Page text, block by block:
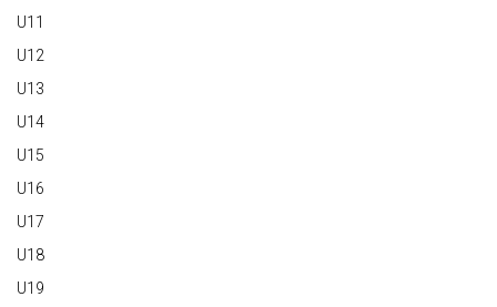
U11
U12
U13
U14
U15
U16
U17
U18
U19